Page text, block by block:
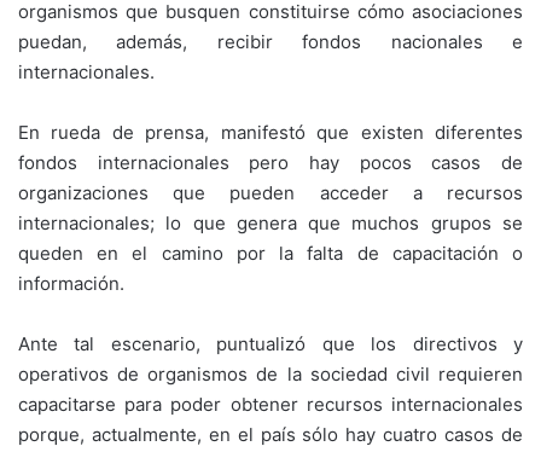
organismos que busquen constituirse cómo asociaciones
puedan, además, recibir fondos nacionales e
internacionales.
En rueda de prensa, manifestó que existen diferentes
fondos internacionales pero hay pocos casos de
organizaciones que pueden acceder a recursos
internacionales; lo que genera que muchos grupos se
queden en el camino por la falta de capacitación o
información.
Ante tal escenario, puntualizó que los directivos y
operativos de organismos de la sociedad civil requieren
capacitarse para poder obtener recursos internacionales
porque, actualmente, en el país sólo hay cuatro casos de